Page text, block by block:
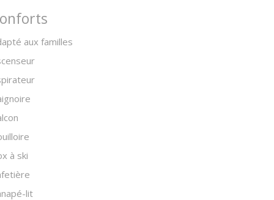
aux familles
à ski
lit